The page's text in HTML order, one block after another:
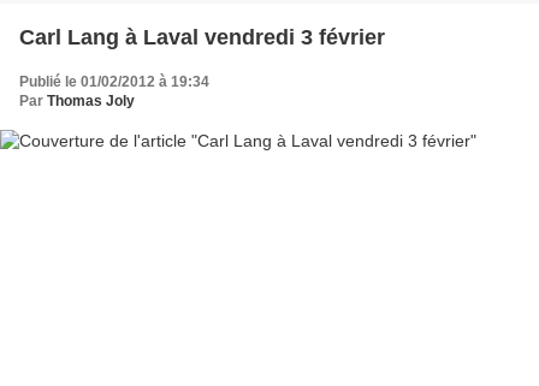
Carl Lang à Laval vendredi 3 février
Publié le 01/02/2012 à 19:34
Par Thomas Joly